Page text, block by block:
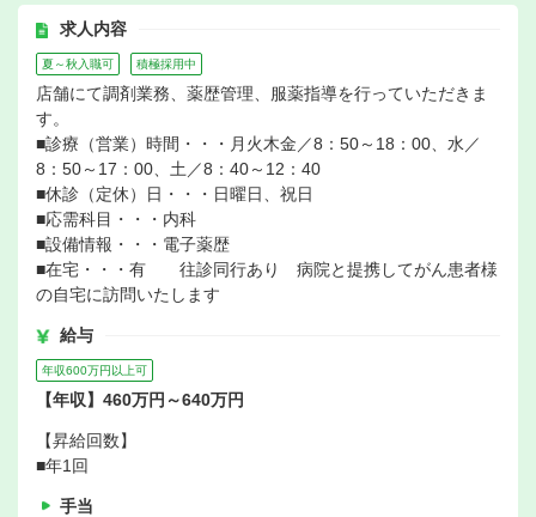
求人内容
夏～秋入職可 積極採用中
店舗にて調剤業務、薬歴管理、服薬指導を行っていただきま
す。
■診療（営業）時間・・・月火木金／8：50～18：00、水／
8：50～17：00、土／8：40～12：40
■休診（定休）日・・・日曜日、祝日
■応需科目・・・内科
■設備情報・・・電子薬歴
■在宅・・・有 往診同行あり 病院と提携してがん患者様
の自宅に訪問いたします
給与
年収600万円以上可
【年収】460万円～640万円
【昇給回数】
■年1回
手当